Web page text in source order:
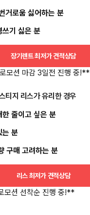
거로움 싫어하는 분
쓰기 싫은 분
장기렌트 최저가 견적상담
모션 마감 3일전 진행 중!**
티지 리스가 유리한 경우
줄이고 싶은 분
는 분
구매 고려하는 분
리스 최저가 견적상담
모션 선착순 진행 중!**